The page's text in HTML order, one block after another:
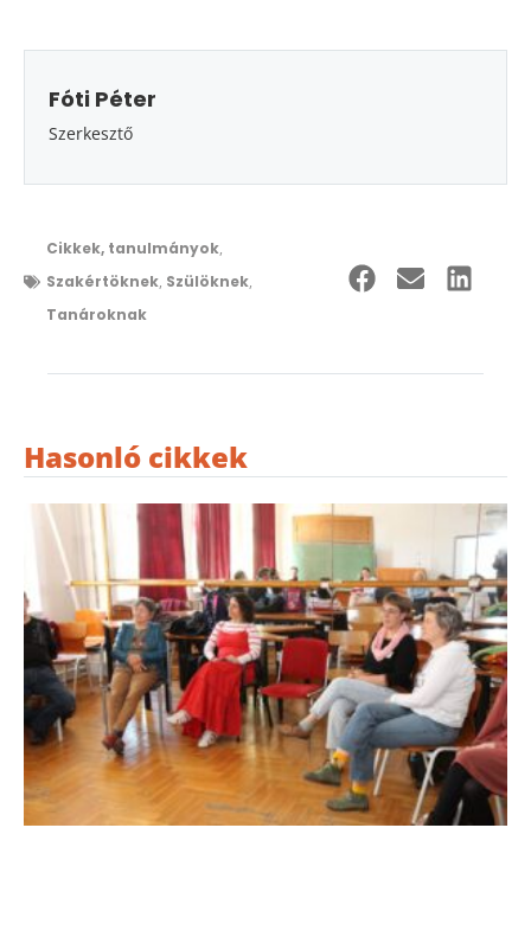
Fóti Péter
Szerkesztő
Cikkek, tanulmányok,
Szakértöknek, Szülöknek,
Tanároknak
Hasonló cikkek